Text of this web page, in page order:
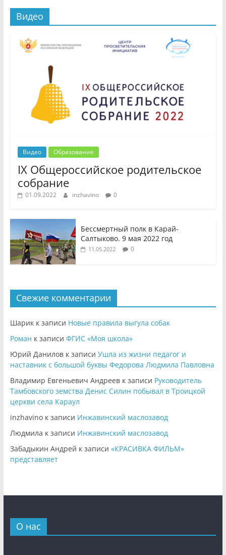
Видео
Видео Образование
IX Общероссийское родительское
собрание
01.09.2022 inzhavino 0
Бессмертный полк в Карай-
Салтыково. 9 мая 2022 год
11.05.2022 0
Свежие комментарии
Шарикк записи Новые правила выгула собак
Роман к записи ФГИС «Моя школа»
Юрий Даниловк записи Ушла из жизни педагог и
наставник с большой буквы Федорова Людмила Павловна
Владимир Евгеньевич Андреевк записи Руководитель
Тамбовского земства Денис Силин побывал в Троицкой
церкви села Караул
inzhavinoк записи Инжавинский маслозавод
Людмила к записи Инжавинский маслозавод
Забадыкин Андрей к записи «КРАСИВКА ФИЛЬМ»
представляет
О нас